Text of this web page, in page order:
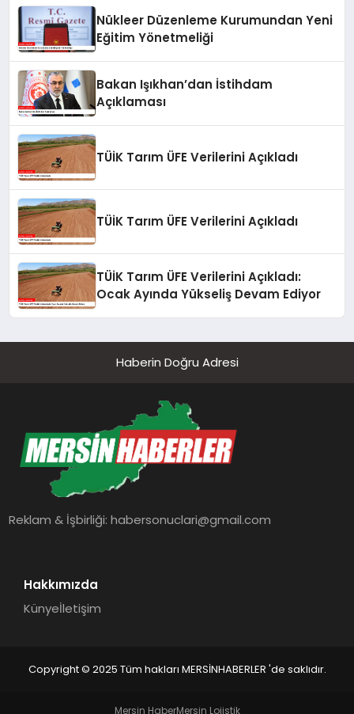
Nükleer Düzenleme Kurumundan Yeni
Eğitim Yönetmeliği
Bakan Işıkhan’dan İstihdam
Açıklaması
TÜİK Tarım ÜFE Verilerini Açıkladı
TÜİK Tarım ÜFE Verilerini Açıkladı
TÜİK Tarım ÜFE Verilerini Açıkladı:
Ocak Ayında Yükseliş Devam Ediyor
Haberin Doğru Adresi
Reklam & İşbirliği:habersonuclari@gmail.com
Hakkımızda
Künyeİletişim
Copyright © 2025 Tüm hakları MERSİNHABERLER 'de saklıdır.
Mersin HaberMersin Lojistik